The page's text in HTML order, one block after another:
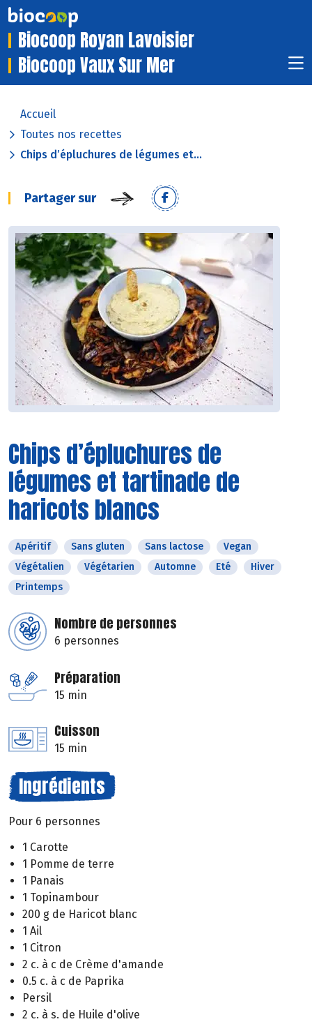
Biocoop Royan Lavoisier
Biocoop Vaux Sur Mer
Accueil
Toutes nos recettes
Chips d’épluchures de légumes et...
Partager sur
Chips d’épluchures de
légumes et tartinade de
haricots blancs
Apéritif Sans gluten Sans lactose
Vegan
Végétalien
Végétarien Automne Eté
Hiver
Printemps
Nombre de personnes
6 personnes
Préparation
15 min
Cuisson
15 min
Ingrédients
Pour 6 personnes
1 Carotte
1 Pomme de terre
1 Panais
1 Topinambour
200 g de Haricot blanc
1 Ail
1 Citron
2 c. à c de Crème d'amande
0.5 c. à c de Paprika
Persil
2 c. à s. de Huile d'olive